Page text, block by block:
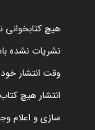
هیچ
نشریات نشده
وقت انتشار
انتشار هیچ
سازی و اعلام